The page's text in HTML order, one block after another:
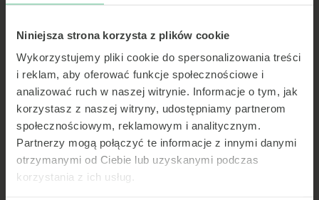
Niniejsza strona korzysta z plików cookie
Wykorzystujemy pliki cookie do spersonalizowania treści
i reklam, aby oferować funkcje społecznościowe i
analizować ruch w naszej witrynie. Informacje o tym, jak
korzystasz z naszej witryny, udostępniamy partnerom
społecznościowym, reklamowym i analitycznym.
Partnerzy mogą połączyć te informacje z innymi danymi
otrzymanymi od Ciebie lub uzyskanymi podczas
korzystania z ich usług.
Recepty, e-zwolnienia, skierowania — wszystko
online
Zapisz się do przychodni
Cała opiekaw
aplikacji